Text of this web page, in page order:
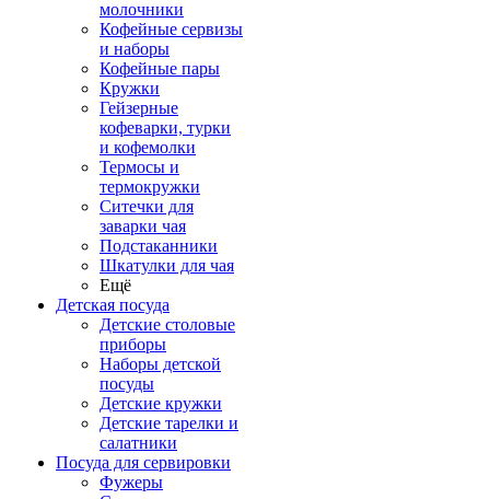
молочники
Кофейные сервизы
и наборы
Кофейные пары
Кружки
Гейзерные
кофеварки, турки
и кофемолки
Термосы и
термокружки
Ситечки для
заварки чая
Подстаканники
Шкатулки для чая
Ещё
Детская посуда
Детские столовые
приборы
Наборы детской
посуды
Детские кружки
Детские тарелки и
салатники
Посуда для сервировки
Фужеры